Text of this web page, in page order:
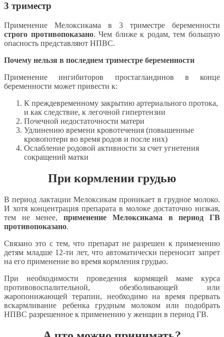
3 триместр
Применение Мелоксикама в 3 триместре беременности
строго противопоказано. Чем ближе к родам, тем большую
опасность представляют НПВС.
Почему нельзя в последнем триместре беременности
Применение ингибиторов простагландинов в конце
беременности может привести к:
К преждевременному закрытию артериального протока,
и как следствие, к легочной гипертензии
Почечной недостаточности матери
Удлинению времени кровотечения (повышенные
кровопотери во время родов и после них)
Ослабление родовой активности за счет угнетения
сокращений матки
При кормлении грудью
В период лактации Мелоксикам проникает в грудное молоко.
И хотя концентрация препарата в молоке достаточно низкая,
тем не менее,применение Мелоксикама в период ГВ
противопоказано.
Связано это с тем, что препарат не разрешен к применению
детям младше 12-ти лет, что автоматически переносит запрет
на его применение во время кормления грудью.
При необходимости проведения кормящей маме курса
противовоспалительной, обезболивающей или
жаропонижающей терапии, необходимо на время прервать
вскармливание ребенка грудным молоком или подобрать
НПВС разрешенное к применению у женщин в период ГВ.